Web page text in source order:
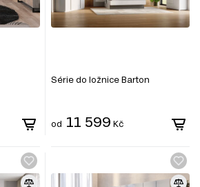
Série do ložnice Barton
od 11 599 Kč